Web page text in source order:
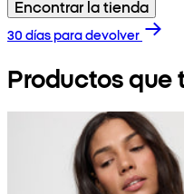
Encontrar la tienda
30 días para devolver
Productos que